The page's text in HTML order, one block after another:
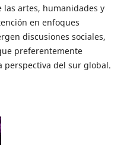
las artes, humanidades y
en enfoques
discusiones sociales,
preferentemente
perspectiva del sur global.